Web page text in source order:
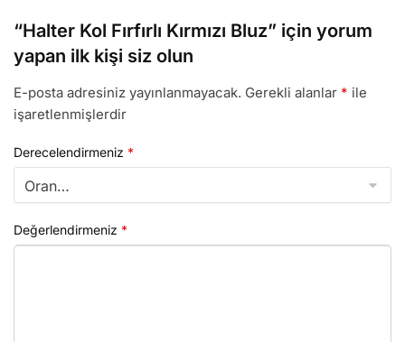
“Halter Kol Fırfırlı Kırmızı Bluz” için yorum
yapan ilk kişi siz olun
E-posta adresiniz yayınlanmayacak. Gerekli alanlar * ile
işaretlenmişlerdir
Derecelendirmeniz *
Değerlendirmeniz *